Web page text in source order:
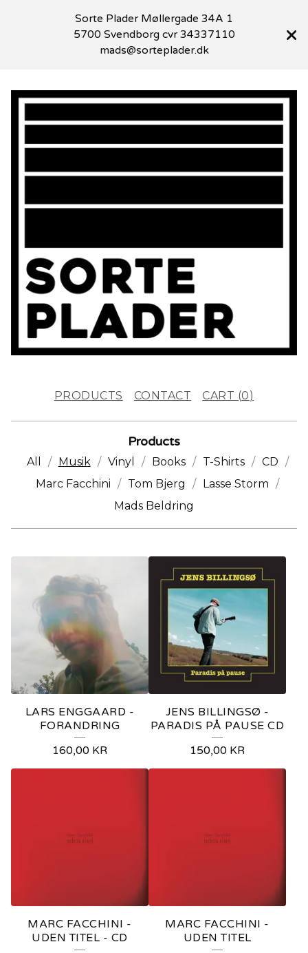
Sorte Plader Møllergade 34A 1
5700 Svendborg cvr 34337110
mads@sorteplader.dk
PRODUCTS CONTACT CART (0)
Products
All Musik Vinyl Books T-Shirts
CD
Marc Facchini
Tom Bjerg
Lasse Storm
Mads Beldring
LARS ENGGAARD -
FORANDRING
160,00 KR
JENS BILLINGSØ -
PARADIS PÅ PAUSE CD
150,00 KR
MARC FACCHINI -
UDEN TITEL - CD
MARC FACCHINI -
UDEN TITEL